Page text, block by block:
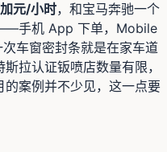
元/小时，和宝马奔驰一个
手机 App 下单，Mobile
车窗密封条就是在家车道
斯拉认证钣喷店数量有限，
案例并不少见，这一点要